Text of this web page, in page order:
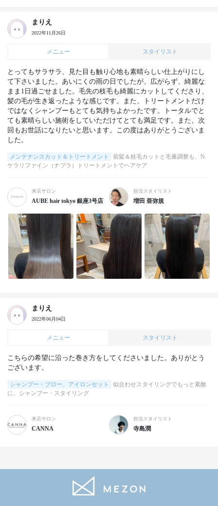
まりえ
2022年11月26日
メニュー スタイリスト
とってもサラサラ、見た目も触り心地も素晴らしい仕上がりにし
て下さいました。あいにくの雨の日でしたが、広がらず、綺麗な
まま1日過ごせました。毛先の枝毛も綺麗にカットしてくださり、
髪の毛が生き返ったような感じです。また、トリートメントだけ
ではなくシャンプーもとても気持ちよかったです。トータルでと
ても素晴らしい施術をしていただけてとても満足です。また、次
回もお世話になりたいと思います。この度はありがとうございま
した。
メンテナンスカット＆トリートメント
前髪＆枝毛カットと毛量調整も、N.
ケラリファイン（ナプラ）トリートメントでヘアケア
来店サロン
AUBE hair tokyo 銀座3号店
担当スタイリスト
増田 亜弥規
まりえ
2022年06月04日
メニュー スタイリスト
こちらの希望に沿った巻き方をしてくださいました。ありがとう
ございます。
シャンプー・ブロー、アイロンセット
似合わせスタイリングでもっと素敵
に、シャンプー・スタイリング
来店サロン
CANNA
担当スタイリスト
寺島潤